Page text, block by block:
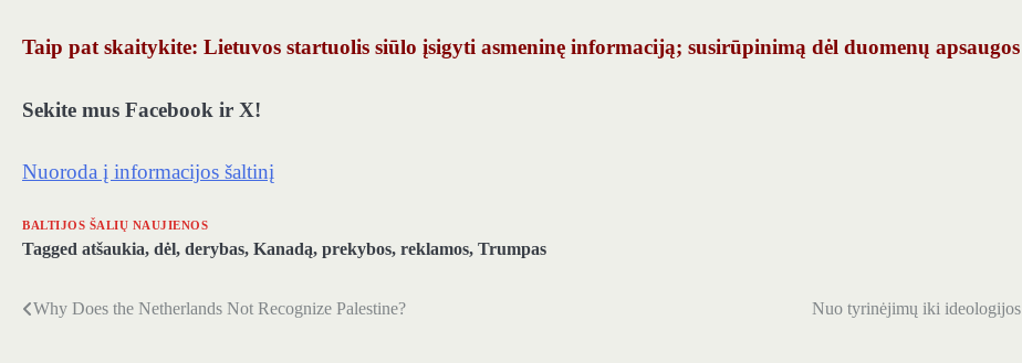
Taip pat skaitykite: Lietuvos startuolis siūlo įsigyti asmeninę informaciją; susirūpinimą dėl duomenų apsaugos
Sekite mus Facebook ir X!
Nuoroda į informacijos šaltinį
BALTIJOS ŠALIŲ NAUJIENOS
Tagged atšaukia, dėl, derybas, Kanadą, prekybos, reklamos, Trumpas
Navigacija
Why Does the Netherlands Not Recognize Palestine? Nuo tyrinėjimų iki ideologijos